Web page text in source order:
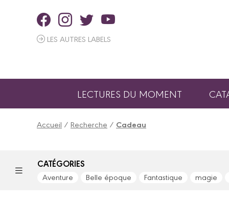
LES AUTRES LABELS
LECTURES DU MOMENT
Accueil / Recherche / Cadeau
CATÉGORIES
Aventure Belle époque Fantastique magie